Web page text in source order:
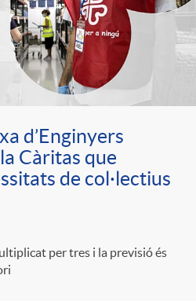
d’Enginyers
Càritas que
de col·lectius
per tres i la previsió és